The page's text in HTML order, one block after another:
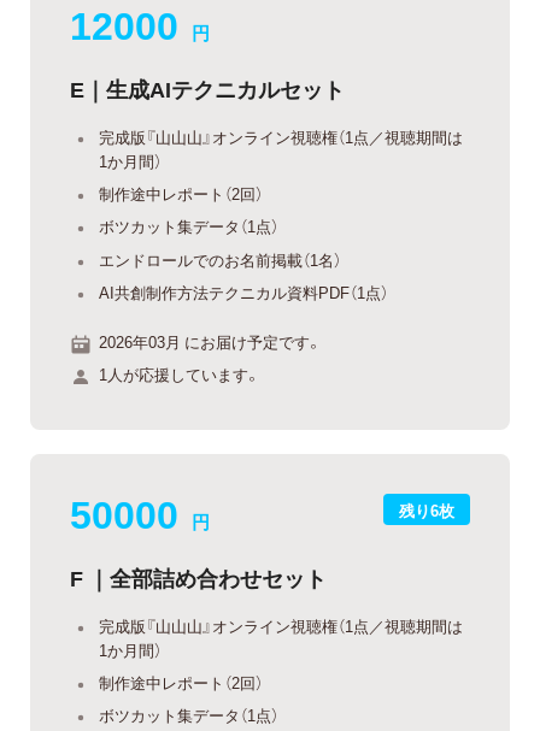
12000 円
E｜生成AIテクニカルセット
完成版『山山山』オンライン視聴権（1点／視聴期間は
1か月間）
制作途中レポート（2回）
ボツカット集データ（1点）
エンドロールでのお名前掲載（1名）
AI共創制作方法テクニカル資料PDF（1点）
2026年03月 にお届け予定です。
1人が応援しています。
残り6枚
50000 円
F ｜全部詰め合わせセット
完成版『山山山』オンライン視聴権（1点／視聴期間は
1か月間）
制作途中レポート（2回）
ボツカット集データ（1点）